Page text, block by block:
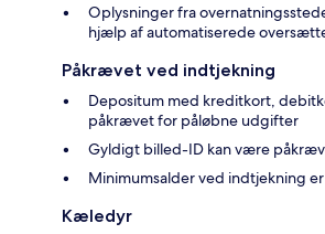
Oplysninger fra
hjælp af automatiserede
Påkrævet ved indtjekning
Depositum med kreditkort,
påkrævet for påløbne udgifter
Gyldigt billed-ID kan være
Minimumsalder ved indtjekning er
Kæledyr